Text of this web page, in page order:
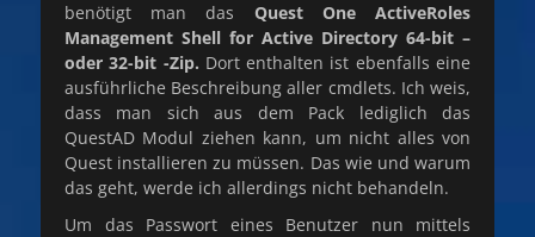
benötigt man das Quest One ActiveRoles
Management Shell for Active Directory 64-bit –
oder 32-bit -Zip. Dort enthalten ist ebenfalls eine
ausführliche Beschreibung aller cmdlets. Ich weis,
dass man sich aus dem Pack lediglich das
QuestAD Modul ziehen kann, um nicht alles von
Quest installieren zu müssen. Das wie und warum
das geht, werde ich allerdings nicht behandeln.
Um das Passwort eines Benutzer nun mittels